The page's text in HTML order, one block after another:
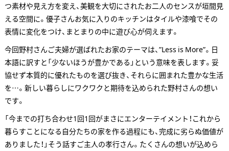
つ素材や見え方を変え、美観を大切にされたお二人のセンスが垣間見
える空間に。優子さんお気に入りのキッチンはタイルや漆喰でその
表情に変化をつけ、まとまりの中に遊び心が伺えます。
今回野村さんご夫婦が選ばれたお家のテーマは、”Less is More”。日
本語に訳すと「少ないほうが豊かである」という意味を表します。妥
協せず本質的に優れたものを選び抜き、それらに囲まれた豊かな生活
を…。新しい暮らしにワクワクと期待を込められた野村さんの想い
です。
「今までの打ち合わせ1回1回がまさにエンターテイメント！これから
暮らすことになる自分たちの家を作る過程にも、完成に劣らぬ価値が
ありました！」そう話すご主人の孝行さん。たくさんの想いが込めら